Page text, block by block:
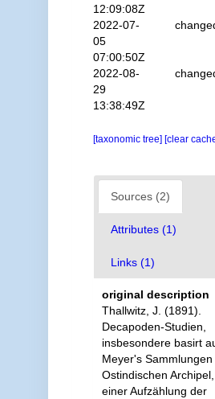
12:09:08Z
2022-07-
05
07:00:50Z
2022-08-
29
13:38:49Z
[taxonomic tree] [clear
Sources (2)
Attributes (1)
Links (1)
original description
Thallwitz, J. (1891).
Decapoden-Studien,
insbesondere basirt
Meyer's Sammlungen
Ostindischen
einer Aufzählung der